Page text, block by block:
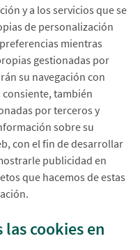
y a los servicios que se
de personalización
mientras
gestionadas por
su navegación con
también
por terceros y
sobre su
con el fin de desarrollar
publicidad en
que hacemos de estas
cookies en